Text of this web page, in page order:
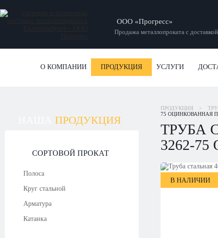
ООО «Прогресс»
Продажа металлопроката с доставкой
О КОМПАНИИ ПРОДУКЦИЯ УСЛУГИ
ПРОДУКЦИЯ
СОРТОВОЙ ПРОКАТ
Полоса
Круг стальной
Арматура
Катанка
ПРОДУКЦИЯ >
75 ОЦИНКОВАННАЯ
ТРУБА
3262-
В НАЛИЧИИ